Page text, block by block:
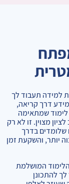
למידה תעבוד לך
דרך קריאה,
שמתאימה
מצוין. זו לא רק
שלומדים בדרך
יותר, והשקעת זמן
המושלמת
להתכונן